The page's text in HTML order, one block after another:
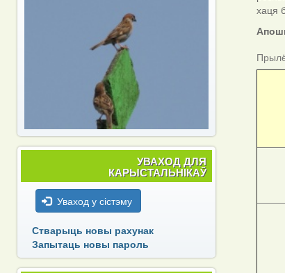
хаця
УВАХОД ДЛЯ
КАРЫСТАЛЬНІКАЎ
Уваход у сістэму
Стварыць новы рахунак
Запытаць новы пароль